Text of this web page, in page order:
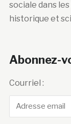
sociale dans
historique et
Abonnez-
Courriel :